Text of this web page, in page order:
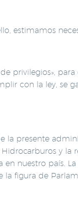
estimamos
privilegios»,
con la ley, se
presente
y
nuestro país.
figura de